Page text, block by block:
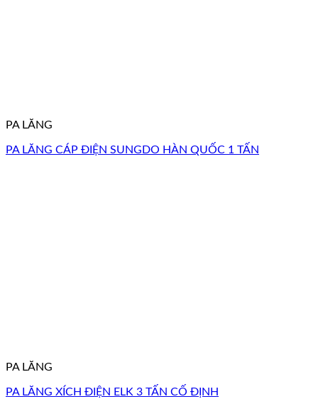
PA LĂNG
PA LĂNG CÁP ĐIỆN SUNGDO HÀN QUỐC 1 TẤN
PA LĂNG
PA LĂNG XÍCH ĐIỆN ELK 3 TẤN CỐ ĐỊNH